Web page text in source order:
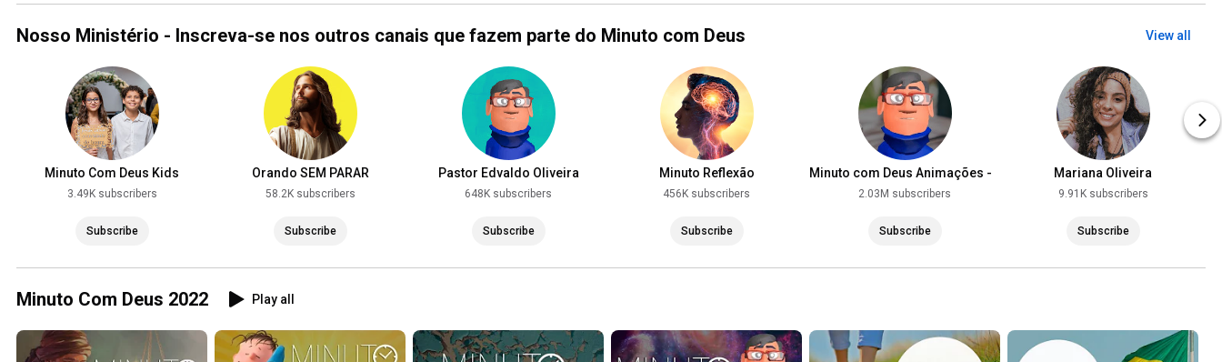
https://www.youtube.com/@minutocomdeu...
Instagram: @MinutocomDeus1
Tik Tok: https://vm.tiktok.com/ZM8KWLjjc/
Facebook.com/MinutoComDeus1
E-mail para contato: minutocomdeus01@gmail.com
#MinutocomDeus #MinutocomDeusHoje
Nosso Ministério - Inscreva-se nos outros canais que fazem parte do Minuto com Deus View all
Minuto Com Deus Kids
3.49K subscribers
Subscribe
Orando SEM PARAR
58.2K subscribers
Subscribe
Pastor Edvaldo Oliveira
648K subscribers
Subscribe
Minuto Reflexão
456K subscribers
Subscribe
Minuto com Deus Animações -
Pastor Edvaldo Oliveira
2.03M subscribers
Subscribe
Mariana Oliveira
9.91K subscribers
Subscribe
Minuto Com Deus 2022 Play all